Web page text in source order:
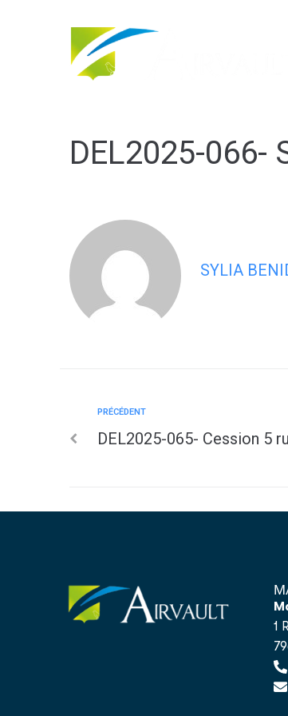
DEL2025-066-
SYLIA
PRÉCÉDENT
DEL2025-065- Cession 5
1